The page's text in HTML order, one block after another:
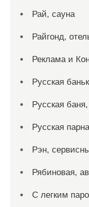
Рай, сауна
Райгонд,
Реклама и
Русская
Русская
Русская
Рэн,
Рябиновая,
С легким